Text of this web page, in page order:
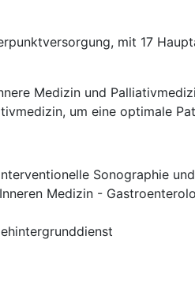
mit 17
Medizin und
um eine optimale
Sonographie
Medizin -